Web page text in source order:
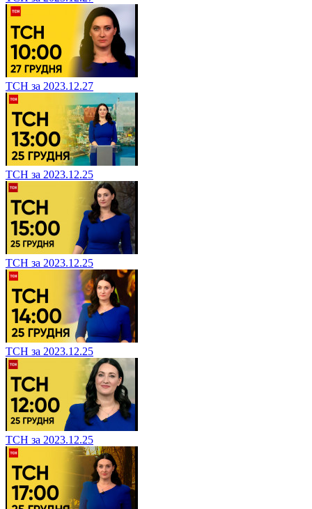
ТСН за 2023.12.27
ТСН за 2023.12.25
ТСН за 2023.12.25
ТСН за 2023.12.25
ТСН за 2023.12.25